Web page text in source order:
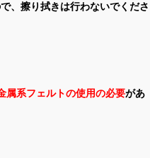
、擦り拭きは行わないでくださ
属系フェルトの使用の必要があ